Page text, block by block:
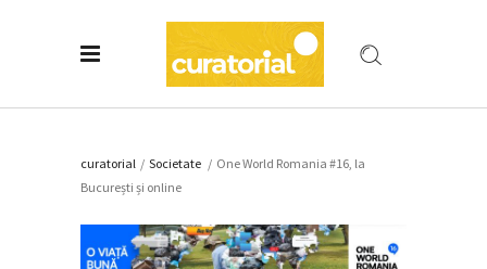
curatorial / Societate / One World Romania #16, la
București și online